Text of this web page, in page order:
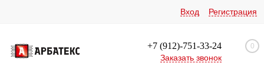
Вход Регистрация
+7 (912)-751-33-24
Заказать звонок
0